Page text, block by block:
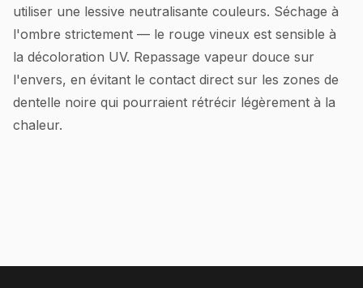
utiliser une lessive neutralisante couleurs. Séchage à
l'ombre strictement — le rouge vineux est sensible à
la décoloration UV. Repassage vapeur douce sur
l'envers, en évitant le contact direct sur les zones de
dentelle noire qui pourraient rétrécir légèrement à la
chaleur.